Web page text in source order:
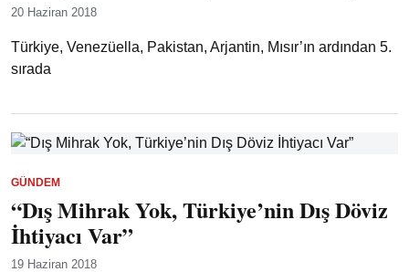
20 Haziran 2018
Türkiye, Venezüella, Pakistan, Arjantin, Mısır’ın ardından 5.
sırada
GÜNDEM
“Dış Mihrak Yok, Türkiye’nin Dış Döviz
İhtiyacı Var”
19 Haziran 2018